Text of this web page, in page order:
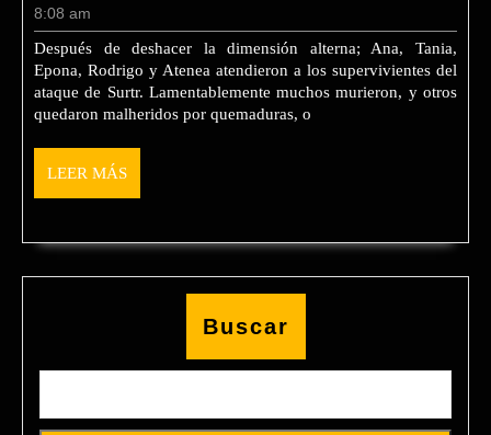
mañana
de
determinación
2025
8:08 am
Después de deshacer la dimensión alterna; Ana, Tania,
Epona, Rodrigo y Atenea atendieron a los supervivientes del
ataque de Surtr. Lamentablemente muchos murieron, y otros
quedaron malheridos por quemaduras, o
LEER MÁSLEER
MÁS
Buscar